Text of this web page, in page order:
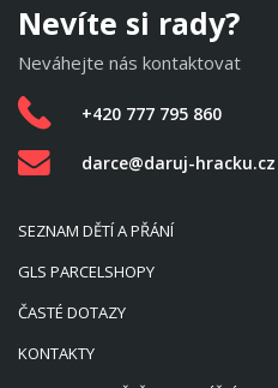
Nevíte si rady?
Neváhejte nás kontaktovat
+420 777 795 860
darce@daruj-hracku.cz
SEZNAM DĚTÍ A PŘÁNÍ
GLS PARCELSHOPY
ČASTÉ DOTAZY
KONTAKTY